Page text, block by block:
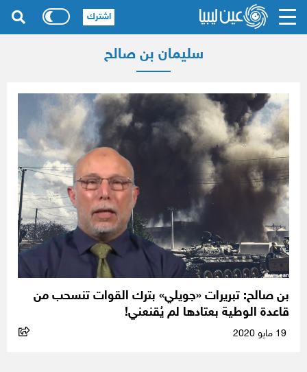
سليمان بن صالح
بن صالح: تبريرات «جويلي» بترك القوات تنسحب من
قاعدة الوطية بعتادها لم يُقنعني!
اشترك